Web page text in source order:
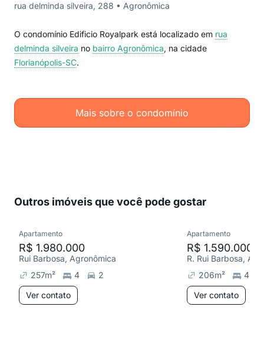
rua delminda silveira, 288 • Agronômica
O condomínio Edificio Royalpark está localizado em rua
delminda silveira no bairro Agronômica, na cidade
Florianópolis-SC.
Mais sobre o condomínio
Outros imóveis que você pode gostar
Apartamento
R$ 1.980.000
Rui Barbosa, Agronômica
257m² 4
2
Ver contato
Apartamento
R$ 1.590.000
R. Rui Barbosa,
206m²
4
Ver contato